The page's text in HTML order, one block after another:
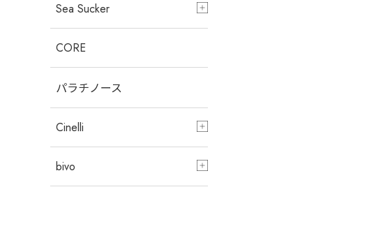
Sea Sucker
CORE
パラチノース
Cinelli
bivo